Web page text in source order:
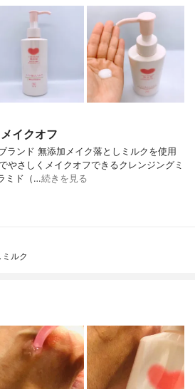
イクオフ
ランド 無添加メイク落としミルクを使用
やさしくメイクオフできるクレンジングミ
ミド（…続きを見る
ルク